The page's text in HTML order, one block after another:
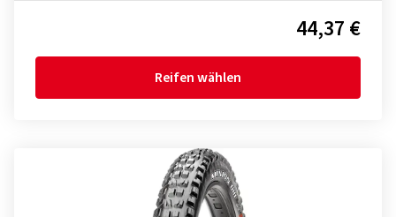
44,37 €
Reifen wählen